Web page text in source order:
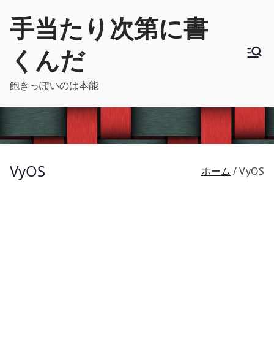
手当たり次第に書
くんだ
飽きっぽいのは本能
VyOS ホーム VyOS